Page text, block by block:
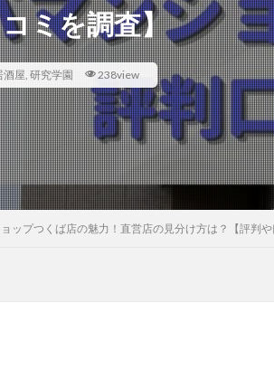
ミを調査】
酒屋, 研究学園 238view
ップつくば店の魅力！直営店の見分け方は？【評判や